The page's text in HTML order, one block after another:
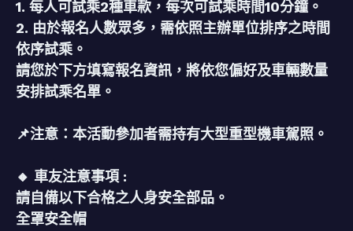
1. 每人可試乘2種車款，每次可試乘時間10分鐘。
2. 由於報名人數眾多，需依照主辦單位排序之時間
依序試乘。
請您於下方填寫報名資訊，將依您偏好及車輛數量
安排試乘名單。
📌注意：本活動參加者需持有大型重型機車駕照。
🔸 車友注意事項 :
請自備以下合格之人身安全部品。
全罩安全帽